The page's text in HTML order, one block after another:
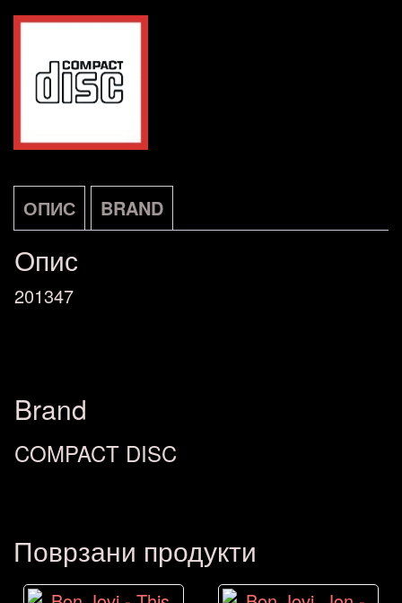
Columbia
количина
ОПИС BRAND
Опис
201347
Brand
COMPACT DISC
Поврзани продукти